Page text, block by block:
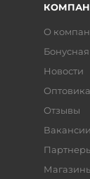
О
Новости
Отзывы
Вакансии